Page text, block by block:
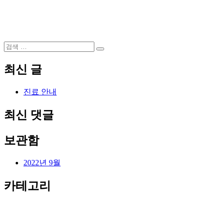
검
검
최신 글
진료 안내
최신 댓글
보관함
2022년 9월
카테고리